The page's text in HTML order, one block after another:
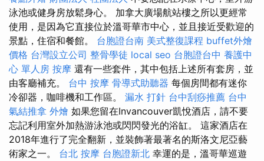
泳池或健身房放鬆身心。 加拿大廣場航站樓之所以更經常
使用，是因為它直接位於溫哥華市中心，並且接近受歡迎的
景點，住宿和餐館。 台胞證台南 美式整復課程 buffet外燴
價格 台灣設立公司 整骨學徒 local seo 台胞證台中 養護中
心 單人房 按摩 還有一些套件，其中包括上述所有套房，並
由客廳補充。 台中 按摩 骨導式助聽器 每個房間都有迷你
冷卻器，咖啡機和工作區。 漏水 打針 台中刮痧推薦 台中
氣結推拿 外燴 如果您留在Invancouver凱悅酒店，請不要
忘記利用室外加熱游泳池或閃閃發光的浴缸。 這家酒店在
2018年進行了完全翻新，並裝飾著最著名的斯洛文尼亞藝
術家之一。 台北 按摩 台胞證新北 幸運的是，溫哥華巡遊